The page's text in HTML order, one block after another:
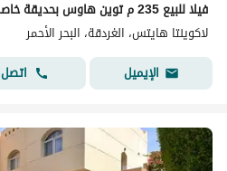
لاكوينتا هايتس، الغردقة، البحر الأحمر
الإيميل
اتصل